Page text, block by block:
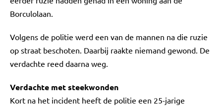
Borculolaan.
Volgens de politie werd een van de mannen na die ruzie
op straat beschoten. Daarbij raakte niemand gewond. De
verdachte reed daarna weg.
Verdachte met steekwonden
Kort na het incident heeft de politie een 25-jarige